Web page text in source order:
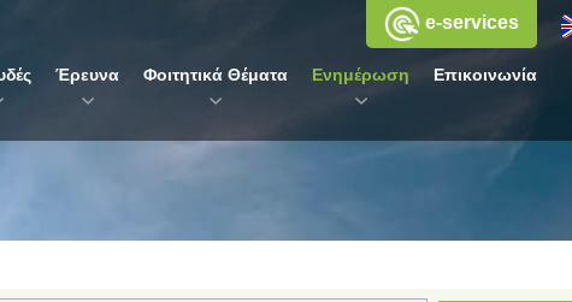
Έρευνα Φοιτητικά Θέματα Ενημέρωση Επικοινωνία
e-services